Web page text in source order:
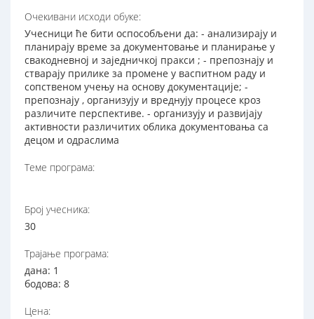
Очекивани исходи обуке:
Учесници ће бити оспособљени да: - анализирају и
планирају време за документовање и планирање у
свакодневној и заједничкој пракси ; - препознају и
стварају прилике за промене у васпитном раду и
сопственом учењу на основу документације; -
препознају , организују и вреднују процесе кроз
различите перспективе. - организују и развијају
активности различитих облика документовања са
децом и одраслима
Теме програма:
Број учесника:
30
Трајање програма:
дана: 1
бодова: 8
Цена: